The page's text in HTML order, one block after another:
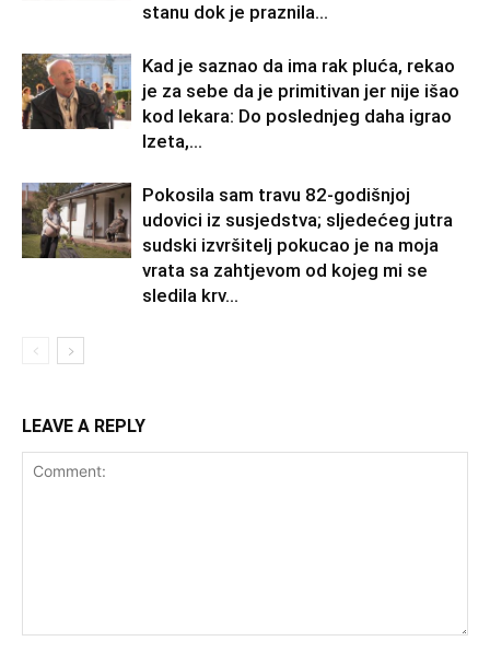
stanu dok je praznila...
Kad je saznao da ima rak pluća, rekao
je za sebe da je primitivan jer nije išao
kod lekara: Do poslednjeg daha igrao
Izeta,...
Pokosila sam travu 82-godišnjoj
udovici iz susjedstva; sljedećeg jutra
sudski izvršitelj pokucao je na moja
vrata sa zahtjevom od kojeg mi se
sledila krv...
LEAVE A REPLY